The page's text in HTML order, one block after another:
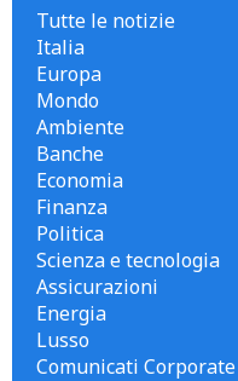
Tutte le notizie
Italia
Europa
Mondo
Ambiente
Banche
Economia
Finanza
Politica
Scienza e tecnologia
Assicurazioni
Energia
Lusso
Comunicati Corporate